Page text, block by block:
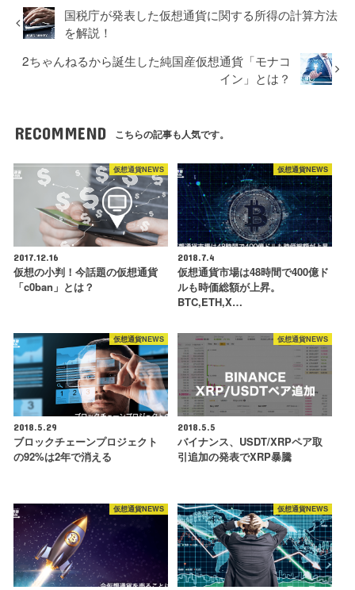
国税庁が発表した仮想通貨に関する所得の計算方法
を解説！
2ちゃんねるから誕生した純国産仮想通貨「モナコ
イン」とは？
RECOMMEND こちらの記事も人気です。
仮想通貨NEWS
2017.12.16
仮想の小判！今話題の仮想通貨
「c0ban」とは？
仮想通貨NEWS
2018.7.4
仮想通貨市場は48時間で400億ド
ルも時価総額が上昇。
BTC,ETH,X…
仮想通貨NEWS
2018.5.29
ブロックチェーンプロジェクト
の92%は2年で消える
仮想通貨NEWS
2018.5.5
バイナンス、USDT/XRPペア取
引追加の発表でXRP暴騰
仮想通貨NEWS 仮想通貨NEWS